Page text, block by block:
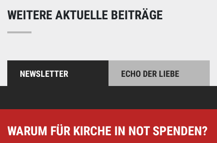
WEITERE AKTUELLE BEITRÄGE
NEWSLETTER ECHO DER LIEBE
WARUM FÜR KIRCHE IN NOT SPENDEN?